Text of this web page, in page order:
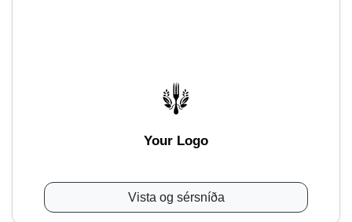
Your Logo
Vista og sérsníða